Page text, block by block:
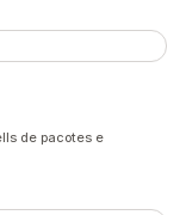
de pacotes e